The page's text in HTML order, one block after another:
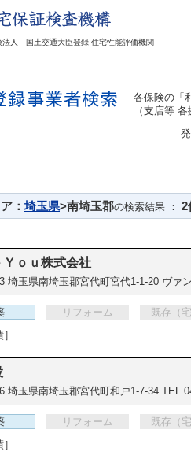
法人 国土交通大臣登録 住宅性能評価機関
各保険の「
（支店等
：埼玉県>南埼玉郡の検索結果 ： 2
Ｙｏｕ株式会社
埼玉県南埼玉郡宮代町宮代1-1-20 ヴァ
リフォーム
既存（
埼玉県南埼玉郡宮代町和戸1-7-34
リフォーム
既存（